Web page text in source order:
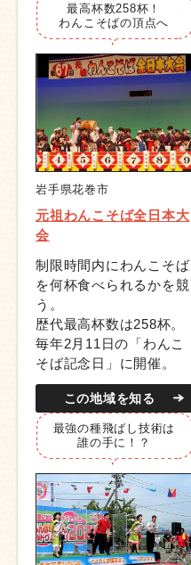
最高杯数258杯！
わんこそばの頂点へ
岩手県花巻市
元祖わんこそば全日本大
会
制限時間内にわんこそば
を何杯食べられるかを競
う。
歴代最高杯数は258杯。
毎年2月11日の「わんこ
そば記念日」に開催。
この地域を知る
最強の種飛ばし技術は
誰の手に！？